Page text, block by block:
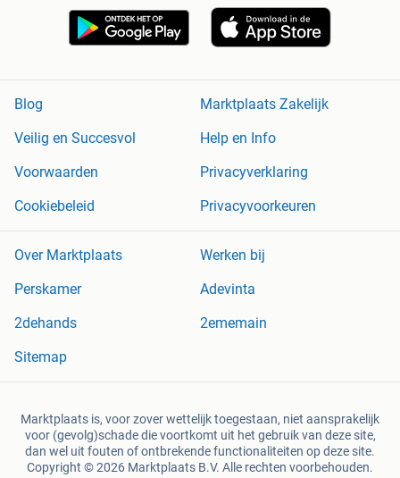
Blog
Marktplaats Zakelijk
Veilig en Succesvol
Help en Info
Voorwaarden
Privacyverklaring
Cookiebeleid
Privacyvoorkeuren
Over Marktplaats
Werken bij
Perskamer
Adevinta
2dehands
2ememain
Sitemap
Marktplaats is, voor zover wettelijk toegestaan, niet aansprakelijk
voor (gevolg)schade die voortkomt uit het gebruik van deze site,
dan wel uit fouten of ontbrekende functionaliteiten op deze site.
Copyright © 2026 Marktplaats B.V. Alle rechten voorbehouden.